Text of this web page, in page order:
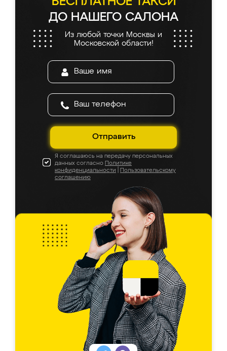
ДО НАШЕГО САЛОНА
Из любой точки Москвы и
Московской области!
Отправить
Я соглашаюсь на передачу персональных
данных согласно Политике
конфиденциальности
Пользовательскому
соглашению